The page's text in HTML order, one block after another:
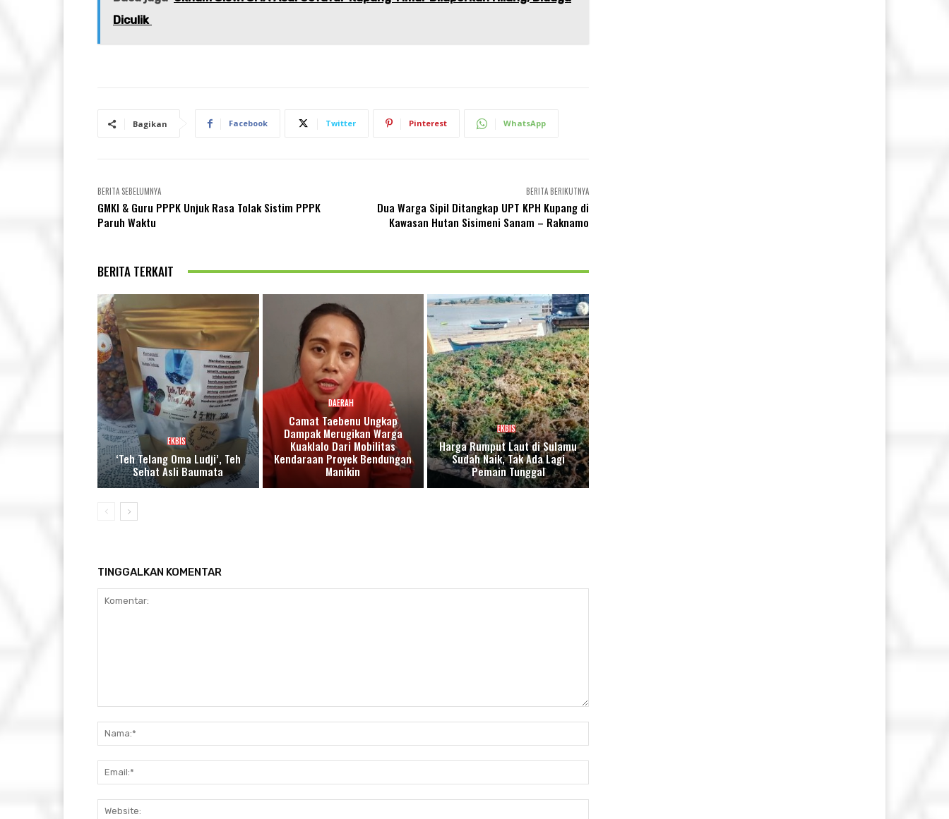
Diculik
Bagikan Facebook Twitter Pinterest WhatsApp
BERITA SEBELUMNYA
GMKI & Guru PPPK Unjuk Rasa Tolak Sistim PPPK
Paruh Waktu
BERITA BERIKUTNYA
Dua Warga Sipil Ditangkap UPT KPH Kupang di
Kawasan Hutan Sisimeni Sanam – Raknamo
BERITA TERKAIT
EKBIS
‘Teh Telang Oma Ludji’, Teh
Sehat Asli Baumata
DAERAH
Camat Taebenu Ungkap
Dampak Merugikan Warga
Kuaklalo Dari Mobilitas
Kendaraan Proyek Bendungan
Manikin
EKBIS
Harga Rumput Laut di Sulamu
Sudah Naik, Tak Ada Lagi
Pemain Tunggal
TINGGALKAN KOMENTAR